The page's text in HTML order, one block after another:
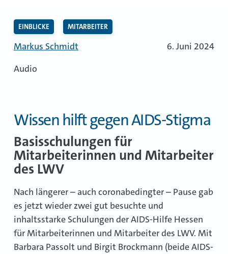
EINBLICKE MITARBEITER
Markus Schmidt
6. Juni 2024
Audio
Wissen hilft gegen AIDS-Stigma
Basisschulungen für
Mitarbeiterinnen und Mitarbeiter
des LWV
Nach längerer – auch coronabedingter – Pause gab
es jetzt wieder zwei gut besuchte und
inhaltsstarke Schulungen der AIDS-Hilfe Hessen
für Mitarbeiterinnen und Mitarbeiter des LWV. Mit
Barbara Passolt und Birgit Brockmann (beide AIDS-